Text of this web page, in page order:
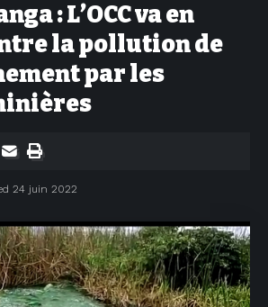
: L’OCC va en
la pollution de
par les
24 juin 2022